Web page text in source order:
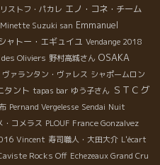
ストフ・パカレ エノ・コネ・チーム
Minette Suzuki san Emmanuel
ャトー・エギュイユ Vendange 2018
Oliviers 野村高城さん OSAKA
ヴァランタン・ヴァレス シャポームロン
タント tapas bar ゆう子さん ＳＴＣグ
Pernand Vergelesse Sendai Nuit
・コメラス PLOUF France Gonzalvez
Vincent 寿司職人・大田大介 L'écart
Rocks Off Echezeaux Grand Cru